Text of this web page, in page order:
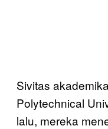
Sivitas
Polytechnical
lalu, mereka